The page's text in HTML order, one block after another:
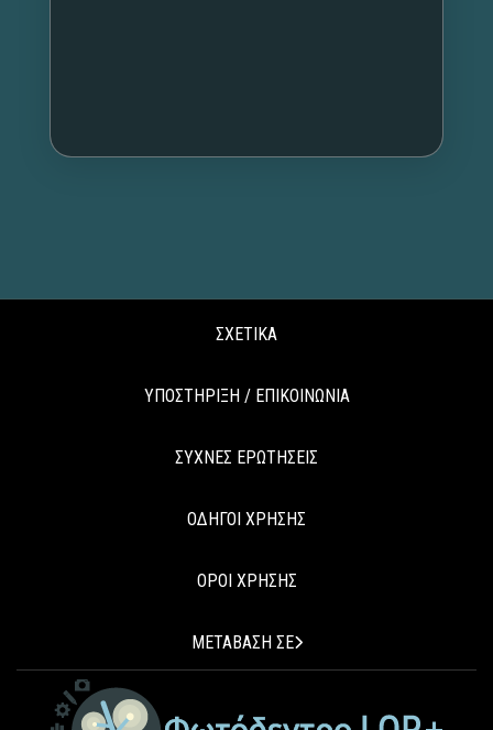
ΣΧΕΤΙΚΑ
ΥΠΟΣΤΗΡΙΞΗ / ΕΠΙΚΟΙΝΩΝΙΑ
ΣΥΧΝΕΣ ΕΡΩΤΗΣΕΙΣ
ΟΔΗΓΟΙ ΧΡΗΣΗΣ
ΟΡΟΙ ΧΡΗΣΗΣ
ΜΕΤΑΒΑΣΗ ΣΕ